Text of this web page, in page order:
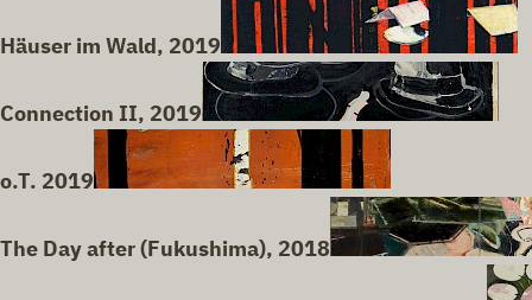
Häuser im Wald, 2019
Connection II, 2019
o.T. 2019
The Day after (Fukushima), 2018